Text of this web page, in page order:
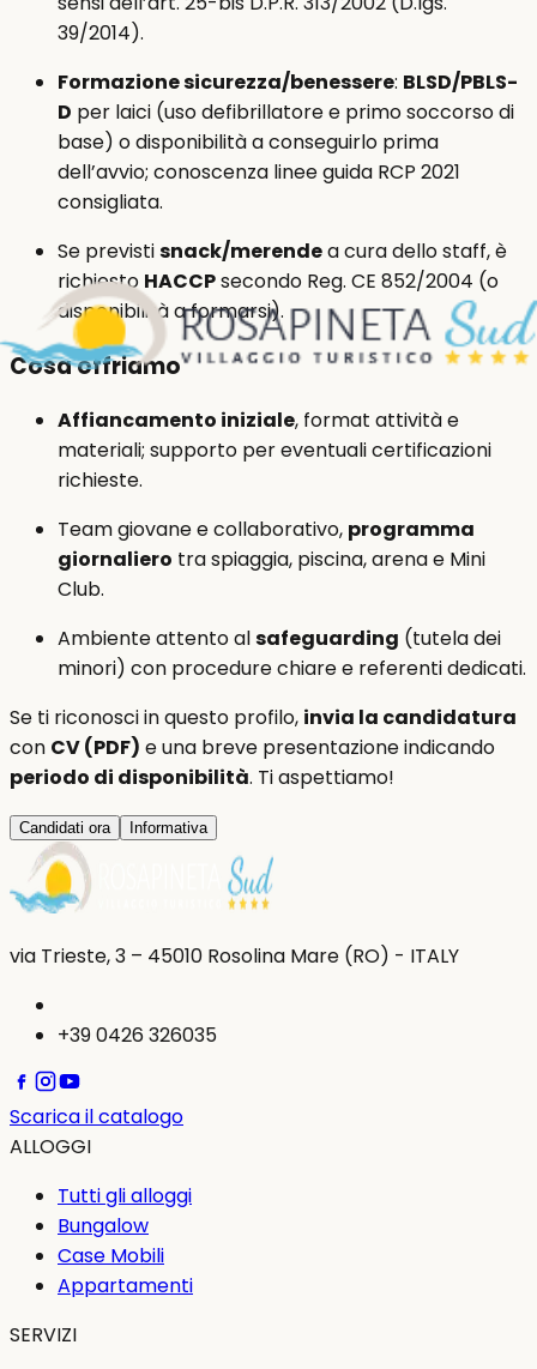
39/2014).
Formazione sicurezza/benessere: BLSD/PBLS-
D per laici (uso defibrillatore e primo soccorso di
base) o disponibilità a conseguirlo prima
dell’avvio; conoscenza linee guida RCP 2021
consigliata.
Se previstisnack/merendea cura dello staff, è
richiesto HACCPsecondo Reg. CE 852/2004 (o
disponibilità a formarsi).
Cosa offriamo
Affiancamento iniziale, format attività e
materiali; supporto per eventuali certificazioni
richieste.
Team giovane e collaborativo, programma
giornaliero tra spiaggia, piscina, arena e Mini
Club.
Ambiente attento alsafeguarding (tutela dei
minori) con procedure chiare e referenti dedicati.
Se ti riconosci in questo profilo, invia la candidatura
con CV (PDF) e una breve presentazione indicando
periodo di disponibilità. Ti aspettiamo!
Candidati ora Informativa
via Trieste, 3 – 45010 Rosolina Mare (RO) - ITALY
+39 0426 326035
Scarica il catalogo
ALLOGGI
Tutti gli alloggi
Bungalow
Case Mobili
Appartamenti
SERVIZI